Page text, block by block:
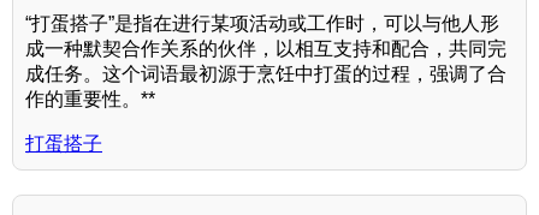
“打蛋搭子”是指在进行某项活动或工作时，可以与他人形
成一种默契合作关系的伙伴，以相互支持和配合，共同完
成任务。这个词语最初源于烹饪中打蛋的过程，强调了合
作的重要性。**
打蛋搭子